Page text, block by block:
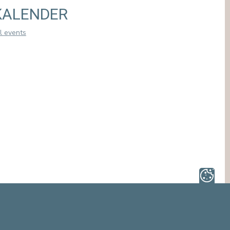
of hoge bloeddruk: sommige symptomen
de aandacht van een specialist. Bij de
u bij de p ...
events